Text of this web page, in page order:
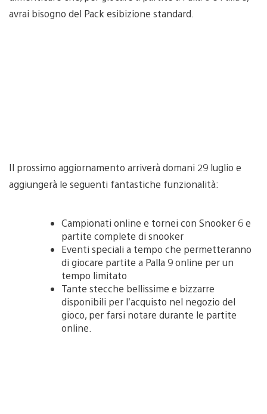
avrai bisogno del Pack esibizione standard.
Il prossimo aggiornamento arriverà domani 29 luglio e
aggiungerà le seguenti fantastiche funzionalità:
Campionati online e tornei con Snooker 6 e
partite complete di snooker
Eventi speciali a tempo che permetteranno
di giocare partite a Palla 9 online per un
tempo limitato
Tante stecche bellissime e bizzarre
disponibili per l’acquisto nel negozio del
gioco, per farsi notare durante le partite
online.